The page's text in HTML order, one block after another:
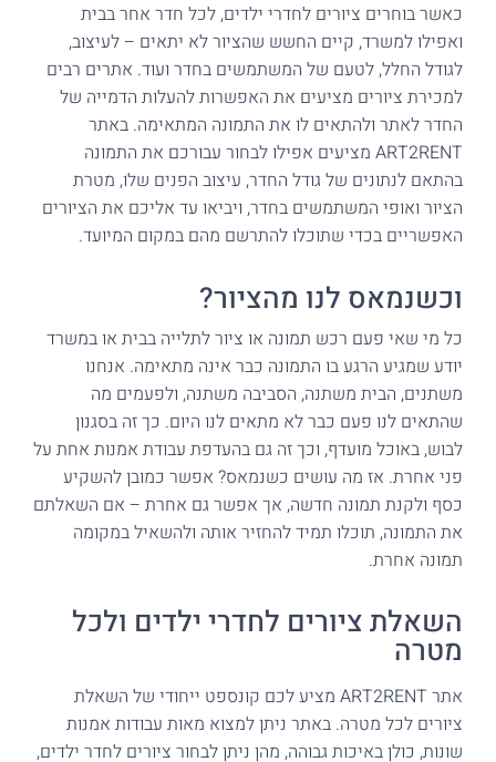
כאשר בוחרים ציורים לחדרי ילדים, לכל חדר אחר בבית
ואפילו למשרד, קיים החשש שהציור לא יתאים – לעיצוב,
לגודל החלל, לטעם של המשתמשים בחדר ועוד. אתרים רבים
למכירת ציורים מציעים את האפשרות להעלות הדמייה של
החדר לאתר ולהתאים לו את התמונה המתאימה. באתר
ART2RENT מציעים אפילו לבחור עבורכם את התמונה
בהתאם לנתונים של גודל החדר, עיצוב הפנים שלו, מטרת
הציור ואופי המשתמשים בחדר, ויביאו עד אליכם את הציורים
האפשריים בכדי שתוכלו להתרשם מהם במקום המיועד.
וכשנמאס לנו מהציור?
כל מי שאי פעם רכש תמונה או ציור לתלייה בבית או במשרד
יודע שמגיע הרגע בו התמונה כבר אינה מתאימה. אנחנו
משתנים, הבית משתנה, הסביבה משתנה, ולפעמים מה
שהתאים לנו פעם כבר לא מתאים לנו היום. כך זה בסגנון
לבוש, באוכל מועדף, וכך זה גם בהעדפת עבודת אמנות אחת על
פני אחרת. אז מה עושים כשנמאס? אפשר כמובן להשקיע
כסף ולקנת תמונה חדשה, אך אפשר גם אחרת – אם השאלתם
את התמונה, תוכלו תמיד להחזיר אותה ולהשאיל במקומה
תמונה אחרת.
השאלת ציורים לחדרי ילדים ולכל
מטרה
אתר ART2RENT מציע לכם קונספט ייחודי של השאלת
ציורים לכל מטרה. באתר ניתן למצוא מאות עבודות אמנות
שונות, כולן באיכות גבוהה, מהן ניתן לבחור ציורים לחדר ילדים,